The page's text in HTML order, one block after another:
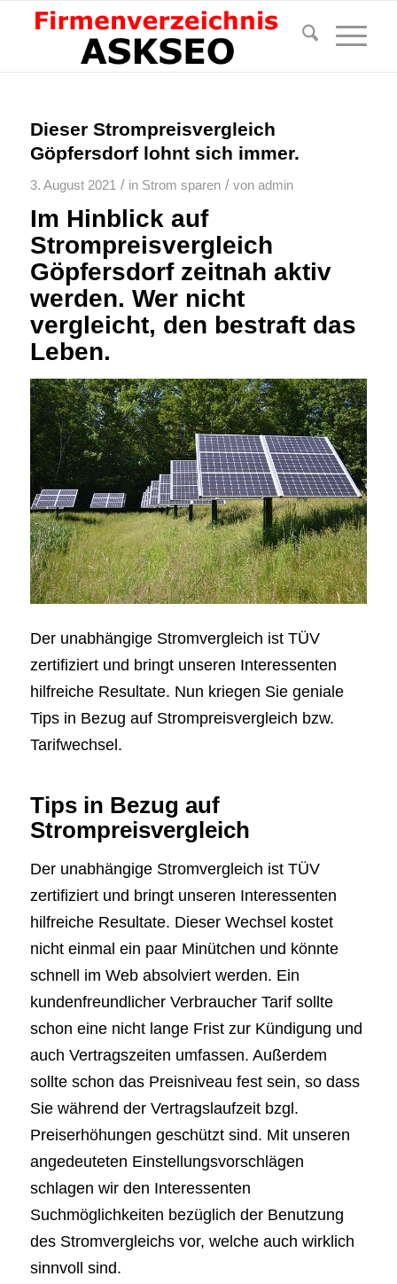
Dieser Strompreisvergleich
Göpfersdorf lohnt sich immer.
3. August 2021 / in Strom sparen / von admin
Im Hinblick auf
Strompreisvergleich
Göpfersdorf zeitnah aktiv
werden. Wer nicht
vergleicht, den bestraft das
Leben.
Der unabhängige Stromvergleich ist TÜV
zertifiziert und bringt unseren Interessenten
hilfreiche Resultate. Nun kriegen Sie geniale
Tips in Bezug auf Strompreisvergleich bzw.
Tarifwechsel.
Tips in Bezug auf
Strompreisvergleich
Der unabhängige Stromvergleich ist TÜV
zertifiziert und bringt unseren Interessenten
hilfreiche Resultate. Dieser Wechsel kostet
nicht einmal ein paar Minütchen und könnte
schnell im Web absolviert werden. Ein
kundenfreundlicher Verbraucher Tarif sollte
schon eine nicht lange Frist zur Kündigung und
auch Vertragszeiten umfassen. Außerdem
sollte schon das Preisniveau fest sein, so dass
Sie während der Vertragslaufzeit bzgl.
Preiserhöhungen geschützt sind. Mit unseren
angedeuteten Einstellungsvorschlägen
schlagen wir den Interessenten
Suchmöglichkeiten bezüglich der Benutzung
des Stromvergleichs vor, welche auch wirklich
sinnvoll sind.